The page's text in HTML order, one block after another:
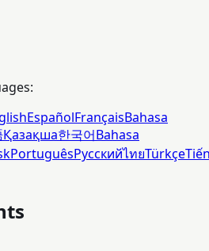
EspañolFrançaisBahasa
Қазақша한국어Bahasa
PortuguêsРусскийไทยTürkçe